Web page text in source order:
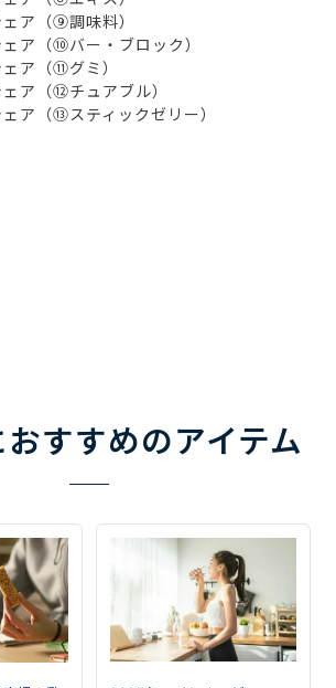
ア（⑨調味料）
ア（⑩バー・ブロック）
ア（⑪グミ）
ア（⑫チュアブル）
ア（⑬スティックゼリー）
すすめのアイテム